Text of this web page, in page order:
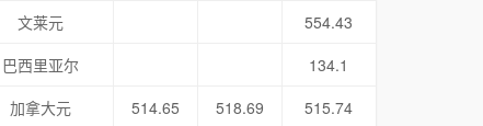
文莱元
554.43
巴西里亚尔
134.1
加拿大元
514.65 518.69
515.74